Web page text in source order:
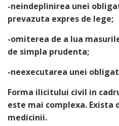
-neindeplinirea unei
prevazuta expres de lege;
-omiterea de a lua
de simpla prudenta;
-neexecutarea unei
Forma ilicitului civil in
este mai complexa. Exista
medicinii.